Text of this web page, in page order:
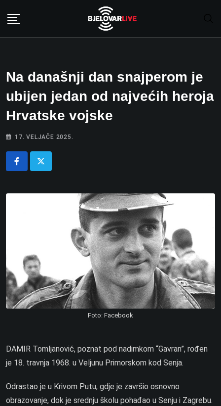
Na današnji dan snajperom je
ubijen jedan od najvećih heroja
Hrvatske vojske
17. VELJAČE 2025.
Foto: Facebook
DAMIR Tomljanović, poznat pod nadimkom “Gavran”, rođen
je 18. travnja 1968. u Veljunu Primorskom kod Senja.
Odrastao je u Krivom Putu, gdje je završio osnovno
obrazovanje, dok je srednju školu pohađao u Senju i Zagrebu.